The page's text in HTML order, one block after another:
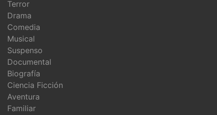
Terror
Drama
Comedia
Musical
Suspenso
Documental
Biografía
Ciencia Ficción
Aventura
Familiar